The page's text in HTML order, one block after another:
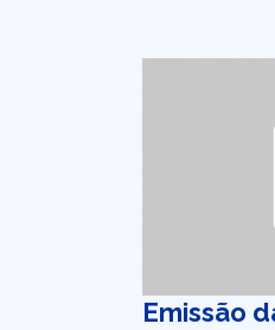
Emissão